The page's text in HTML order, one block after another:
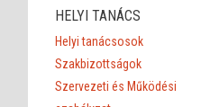
HELYI TANÁCS
Helyi tanácsosok
Szakbizottságok
Szervezeti és Működési